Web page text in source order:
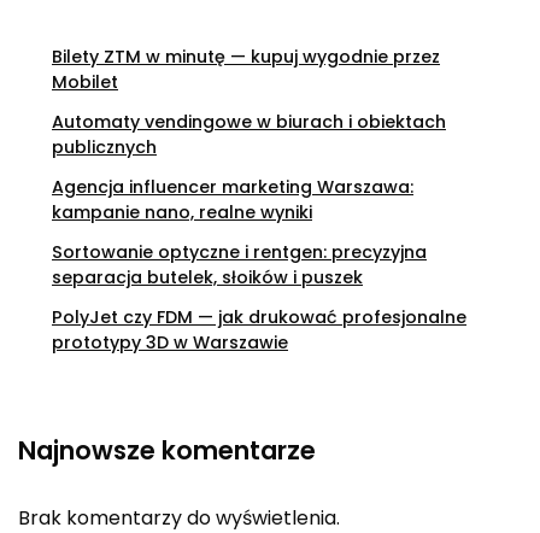
Bilety ZTM w minutę — kupuj wygodnie przez
Mobilet
Automaty vendingowe w biurach i obiektach
publicznych
Agencja influencer marketing Warszawa:
kampanie nano, realne wyniki
Sortowanie optyczne i rentgen: precyzyjna
separacja butelek, słoików i puszek
PolyJet czy FDM — jak drukować profesjonalne
prototypy 3D w Warszawie
Najnowsze komentarze
Brak komentarzy do wyświetlenia.